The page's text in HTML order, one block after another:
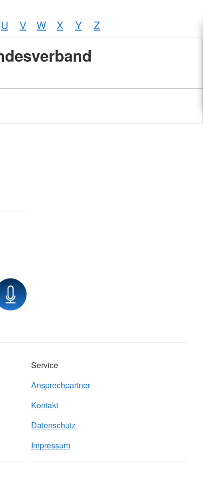
U V W X Y Z
Service
Ansprechpartner
Kontakt
Datenschutz
Impressum